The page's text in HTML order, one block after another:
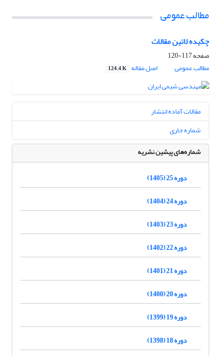
مطالب عمومی
چکیده لاتین مقالات
صفحه117-120
مطالب عمومی
اصل مقاله 124.4 K
مقالات آماده انتشار
شماره جاری
شماره‌های پیشین نشریه
دوره 25 (1405)
دوره 24 (1404)
دوره 23 (1403)
دوره 22 (1402)
دوره 21 (1401)
دوره 20 (1400)
دوره 19 (1399)
دوره 18 (1398)